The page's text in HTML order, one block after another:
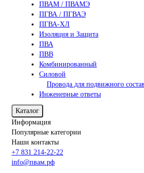
ПВАМ / ПВАМЭ
ПГВА / ПГВАЭ
ПГВА-ХЛ
Изоляция и Защита
ПВА
ПВВ
Комбинированный
Силовой
Провода для подвижного
Инженерные ответы
Каталог
Информация
Популярные категории
Наши контакты
+7 831 214-22-22
info@пвам.рф